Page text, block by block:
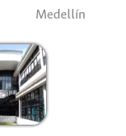
Medellín